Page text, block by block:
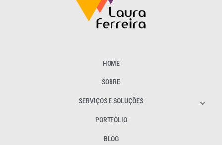
HOME
SOBRE
SERVIÇOS E SOLUÇÕES
PORTFÓLIO
BLOG